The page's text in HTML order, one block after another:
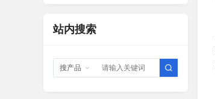
站内搜索
搜产品